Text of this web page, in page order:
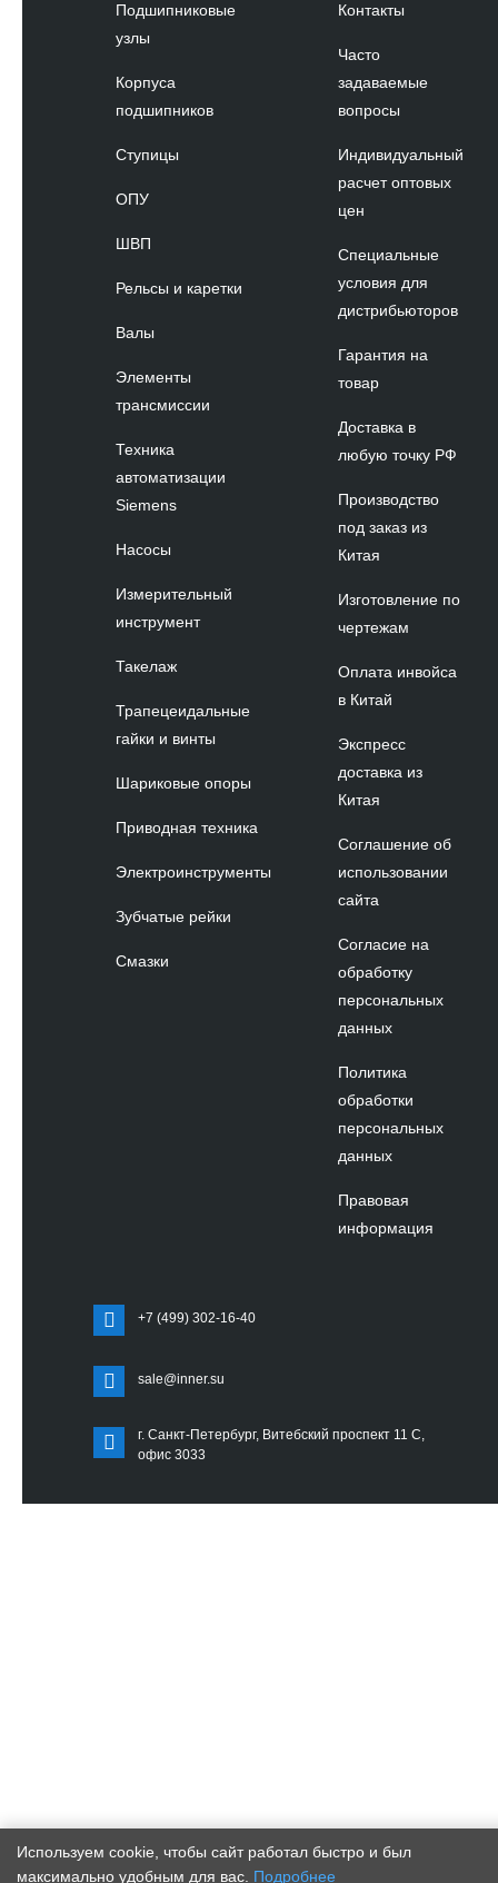
Подшипниковые
узлы
Корпуса
подшипников
Ступицы
ОПУ
ШВП
Рельсы и каретки
Валы
Элементы
трансмиссии
Техника
автоматизации
Siemens
Насосы
Измерительный
инструмент
Такелаж
Трапецеидальные
гайки и винты
Шариковые опоры
Приводная техника
Электроинструменты
Зубчатые рейки
Смазки
Контакты
Часто
задаваемые
вопросы
Индивидуальный
расчет оптовых
цен
Специальные
условия для
дистрибьюторов
Гарантия на
товар
Доставка в
любую точку РФ
Производство
под заказ из
Китая
Изготовление по
чертежам
Оплата инвойса
в Китай
Экспресс
доставка из
Китая
Соглашение об
использовании
сайта
Согласие на
обработку
персональных
данных
Политика
обработки
персональных
данных
Правовая
информация
+7 (499) 302-16-40
sale@inner.su
г. Санкт-Петербург, Витебский проспект 11 С,
офис 3033
Используем cookie, чтобы сайт работал быстро и был
максимально удобным для вас. Подробнее